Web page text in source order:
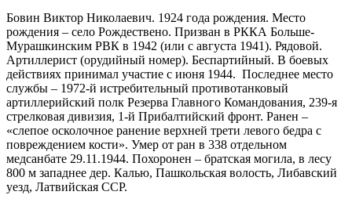
Бовин Виктор Николаевич. 1924 года рождения. Место
рождения – село Рождествено. Призван в РККА Больше-
Мурашкинским РВК в 1942 (или с августа 1941). Рядовой.
Артиллерист (орудийный номер). Беспартийный. В боевых
действиях принимал участие с июня 1944. Последнее место
службы – 1972-й истребительный противотанковый
артиллерийский полк Резерва Главного Командования, 239-я
стрелковая дивизия, 1-й Прибалтийский фронт. Ранен –
«слепое осколочное ранение верхней трети левого бедра с
повреждением кости». Умер от ран в 338 отдельном
медсанбате 29.11.1944. Похоронен – братская могила, в лесу
800 м западнее дер. Калью, Пашкольская волость, Либавский
уезд, Латвийская ССР.